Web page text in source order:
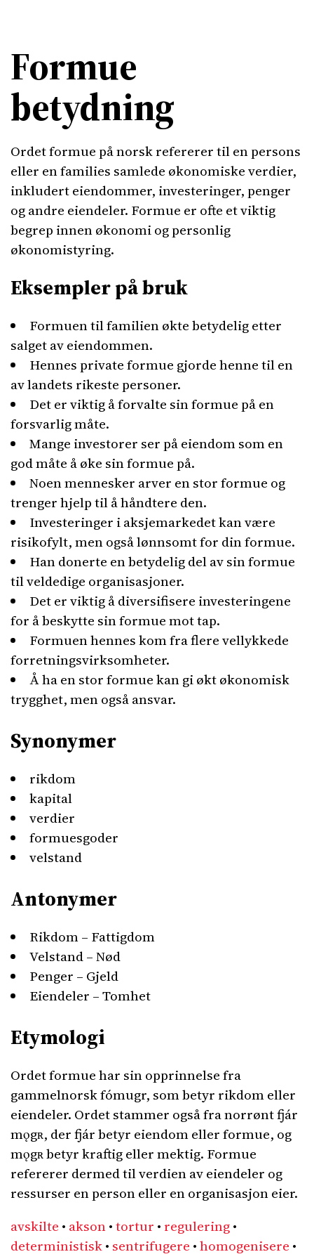
Formue
betydning
Ordet formue på norsk refererer til en persons
eller en families samlede økonomiske verdier,
inkludert eiendommer, investeringer, penger
og andre eiendeler. Formue er ofte et viktig
begrep innen økonomi og personlig
økonomistyring.
Eksempler på bruk
Formuen til familien økte betydelig etter
salget av eiendommen.
Hennes private formue gjorde henne til en
av landets rikeste personer.
Det er viktig å forvalte sin formue på en
forsvarlig måte.
Mange investorer ser på eiendom som en
god måte å øke sin formue på.
Noen mennesker arver en stor formue og
trenger hjelp til å håndtere den.
Investeringer i aksjemarkedet kan være
risikofylt, men også lønnsomt for din formue.
Han donerte en betydelig del av sin formue
til veldedige organisasjoner.
Det er viktig å diversifisere investeringene
for å beskytte sin formue mot tap.
Formuen hennes kom fra flere vellykkede
forretningsvirksomheter.
Å ha en stor formue kan gi økt økonomisk
trygghet, men også ansvar.
Synonymer
rikdom
kapital
verdier
formuesgoder
velstand
Antonymer
Rikdom – Fattigdom
Velstand – Nød
Penger – Gjeld
Eiendeler – Tomhet
Etymologi
Ordet formue har sin opprinnelse fra
gammelnorsk fómugr, som betyr rikdom eller
eiendeler. Ordet stammer også fra norrønt fjár
mǫgʀ, der fjár betyr eiendom eller formue, og
mǫgʀ betyr kraftig eller mektig. Formue
refererer dermed til verdien av eiendeler og
ressurser en person eller en organisasjon eier.
avskilte • akson•tortur • regulering•
deterministisk• sentrifugere •homogenisere •